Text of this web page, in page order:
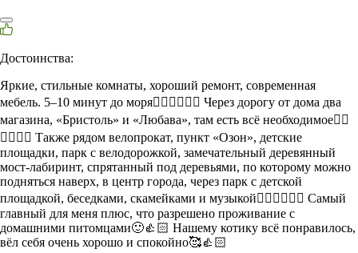
Достоинства:
Яркие, стильные комнаты, хороший ремонт, современная
мебель. 5–10 минут до моря👍🏻👍🏻👍🏻 Через дорогу от дома два
магазина, «Бристоль» и «Любава», там есть всë необходимое👍🏻
👍🏻👍🏻 Также рядом велопрокат, пункт «Озон», детские
площадки, парк с велодорожкой, замечательный деревянный
мост-лабиринт, спрятанный под деревьями, по которому можно
подняться наверх, в центр города, через парк с детской
площадкой, беседками, скамейками и музыкой👍🏻👍🏻👍🏻 Самый
главный для меня плюс, что разрешено проживание с
домашними питомцами🙂👍🏻 Нашему котику всë понравилось,
вëл себя очень хорошо и спокойно🥰👍🏻